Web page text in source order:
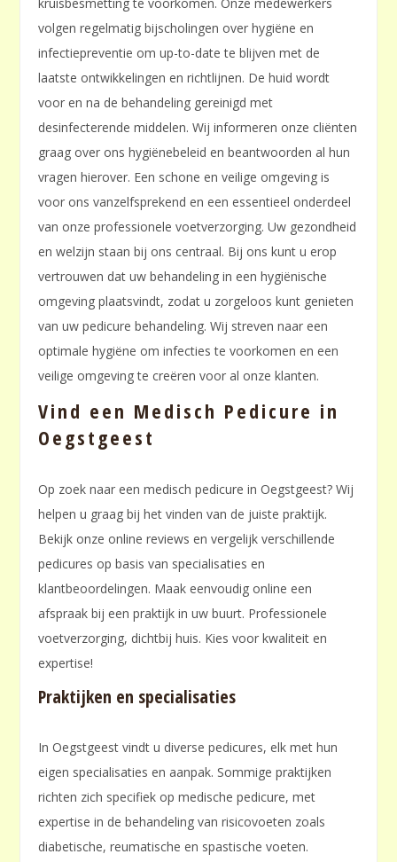
volgen regelmatig bijscholingen over hygiëne en
infectiepreventie om up-to-date te blijven met de
laatste ontwikkelingen en richtlijnen. De huid wordt
voor en na de behandeling gereinigd met
desinfecterende middelen. Wij informeren onze cliënten
graag over ons hygiënebeleid en beantwoorden al hun
vragen hierover. Een schone en veilige omgeving is
voor ons vanzelfsprekend en een essentieel onderdeel
van onze professionele voetverzorging. Uw gezondheid
en welzijn staan bij ons centraal. Bij ons kunt u erop
vertrouwen dat uw behandeling in een hygiënische
omgeving plaatsvindt, zodat u zorgeloos kunt genieten
van uw pedicure behandeling. Wij streven naar een
optimale hygiëne om infecties te voorkomen en een
veilige omgeving te creëren voor al onze klanten.
Vind een Medisch Pedicure in
Oegstgeest
Op zoek naar een medisch pedicure in Oegstgeest? Wij
helpen u graag bij het vinden van de juiste praktijk.
Bekijk onze online reviews en vergelijk verschillende
pedicures op basis van specialisaties en
klantbeoordelingen. Maak eenvoudig online een
afspraak bij een praktijk in uw buurt. Professionele
voetverzorging, dichtbij huis. Kies voor kwaliteit en
expertise!
Praktijken en specialisaties
In Oegstgeest vindt u diverse pedicures, elk met hun
eigen specialisaties en aanpak. Sommige praktijken
richten zich specifiek op medische pedicure, met
expertise in de behandeling van risicovoeten zoals
diabetische, reumatische en spastische voeten.